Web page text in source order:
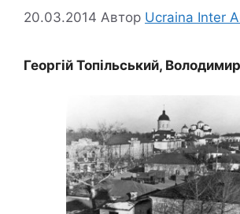
20.03.2014 Автор Ucraina Inter
Георгій Топільський,